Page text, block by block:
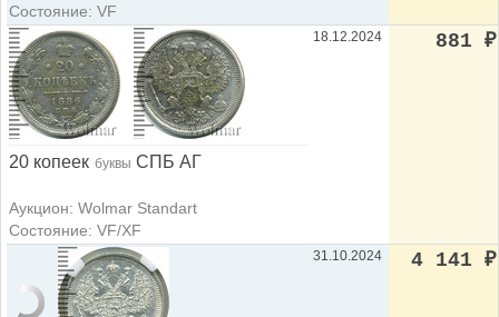
Состояние: VF
20 копеек буквы СПБ АГ
Аукцион: Wolmar Standart
Состояние: VF/XF
18.12.2024 881 ₽
31.10.2024 4 141 ₽